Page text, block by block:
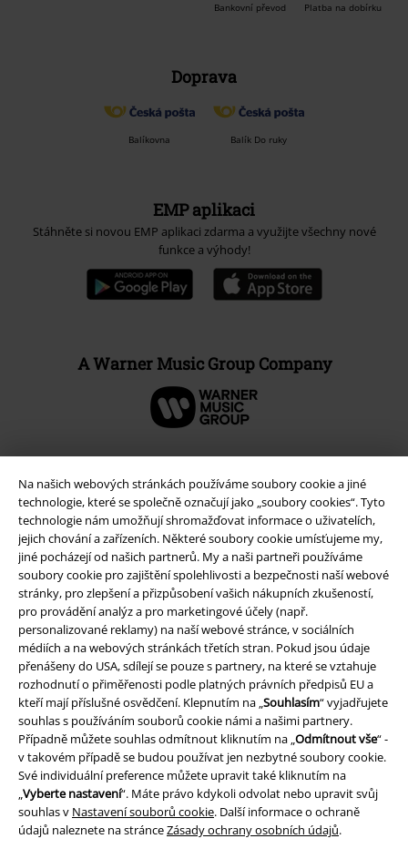
Na našich webových stránkách používáme soubory cookie a jiné
technologie, které se společně označují jako „soubory cookies“. Tyto
technologie nám umožňují shromažďovat informace o uživatelích,
jejich chování a zařízeních. Některé soubory cookie umísťujeme my,
jiné pocházejí od našich partnerů. My a naši partneři používáme
soubory cookie pro zajištění spolehlivosti a bezpečnosti naší webové
stránky, pro zlepšení a přizpůsobení vašich nákupních zkušeností,
pro provádění analýz a pro marketingové účely (např.
personalizované reklamy) na naší webové stránce, v sociálních
médiích a na webových stránkách třetích stran. Pokud jsou údaje
přenášeny do USA, sdílejí se pouze s partnery, na které se vztahuje
rozhodnutí o přiměřenosti podle platných právních předpisů EU a
kteří mají příslušné osvědčení. Klepnutím na „Souhlasím“ vyjadřujete
souhlas s používáním souborů cookie námi a našimi partnery.
Případně můžete souhlas odmítnout kliknutím na „Odmítnout vše“ -
v takovém případě se budou používat jen nezbytné soubory cookie.
Své individuální preference můžete upravit také kliknutím na
„Vyberte nastavení“. Máte právo kdykoli odvolat nebo upravit svůj
souhlas v Nastavení souborů cookie. Další informace o ochraně
údajů naleznete na stránceZásady ochrany osobních údajů.
Bankovní převod Platba na dobírku
Doprava
Balíkovna Balík Do ruky
EMP aplikaci
Stáhněte si novou EMP aplikaci zdarma a využijte všechny nové
funkce a výhody!
A Warner Music Group Company
Právní informace
Podmínky
Prohlášení
Ochrana osobních údajů
Likvidace odpadu a ochrana životního prostředí
Prohlášení o shodě